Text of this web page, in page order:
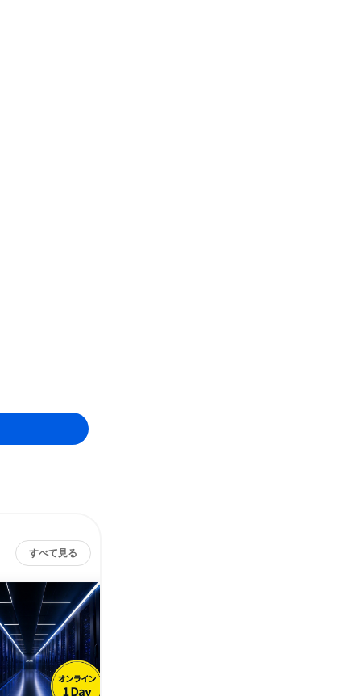
すべて見る